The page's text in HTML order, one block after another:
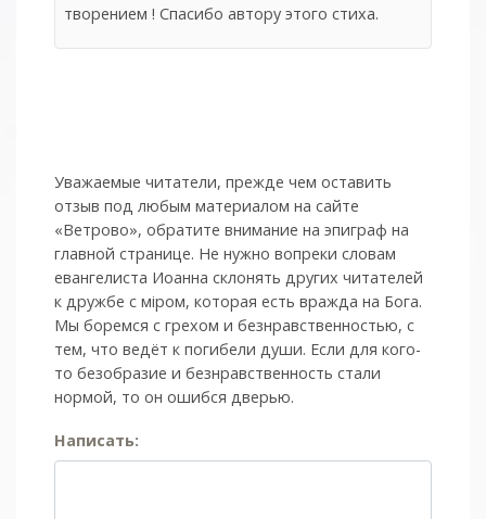
творением ! Спасибо автору этого стиха.
Уважаемые читатели, прежде чем оставить
отзыв под любым материалом на сайте
«Ветрово», обратите внимание на эпиграф на
главной странице. Не нужно вопреки словам
евангелиста Иоанна склонять других читателей
к дружбе с мiром, которая есть вражда на Бога.
Мы боремся с грехом и без­нрав­ствен­ностью, с
тем, что ведёт к погибели души. Если для кого-
то безобразие и безнравственность стали
нормой, то он ошибся дверью.
Написать: